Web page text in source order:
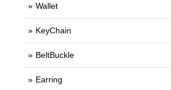
Wallet
KeyChain
BeltBuckle
Earring